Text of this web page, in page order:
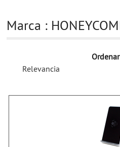
Marca :
Relevancia